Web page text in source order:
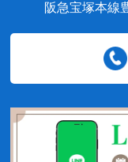
阪急宝塚本線